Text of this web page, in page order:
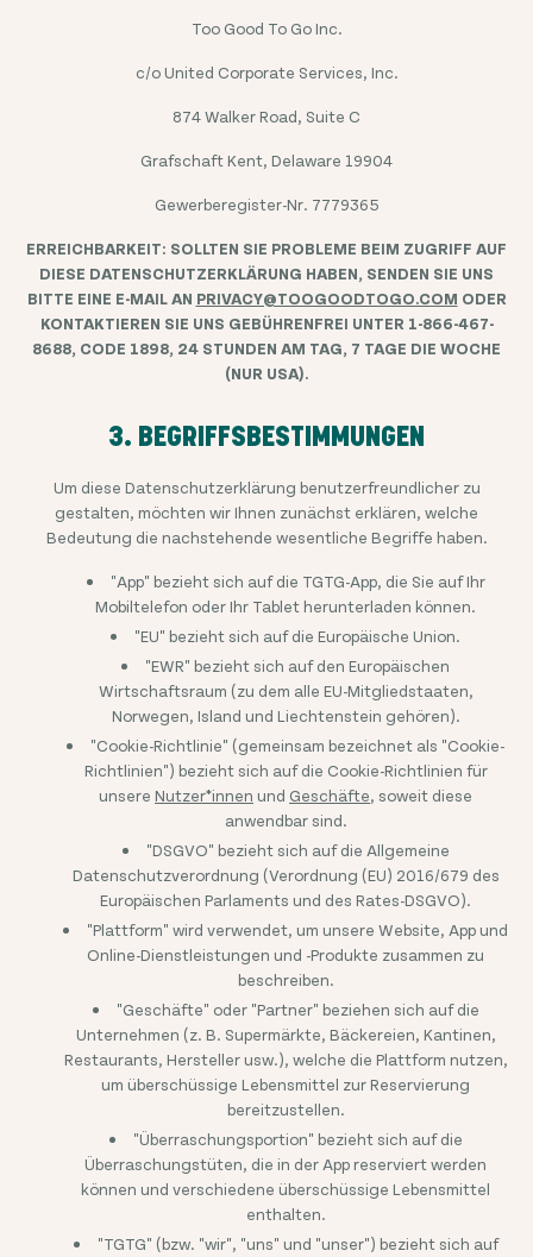
Too Good To Go Inc.
c/o United Corporate Services, Inc.
874 Walker Road, Suite C
Grafschaft Kent, Delaware 19904
Gewerberegister-Nr. 7779365
ERREICHBARKEIT: SOLLTEN SIE PROBLEME BEIM ZUGRIFF AUF
DIESE DATENSCHUTZERKLÄRUNG HABEN, SENDEN SIE UNS
BITTE EINE E-MAIL AN PRIVACY@TOOGOODTOGO.COM ODER
KONTAKTIEREN SIE UNS GEBÜHRENFREI UNTER 1-866-467-
8688, CODE 1898, 24 STUNDEN AM TAG, 7 TAGE DIE WOCHE
(NUR USA).
3. BEGRIFFSBESTIMMUNGEN
Um diese Datenschutzerklärung benutzerfreundlicher zu
gestalten, möchten wir Ihnen zunächst erklären, welche
Bedeutung die nachstehende wesentliche Begriffe haben.
"App" bezieht sich auf die TGTG-App, die Sie auf Ihr
Mobiltelefon oder Ihr Tablet herunterladen können.
"EU" bezieht sich auf die Europäische Union.
"EWR" bezieht sich auf den Europäischen
Wirtschaftsraum (zu dem alle EU-Mitgliedstaaten,
Norwegen, Island und Liechtenstein gehören).
"Cookie-Richtlinie" (gemeinsam bezeichnet als "Cookie-
Richtlinien") bezieht sich auf die Cookie-Richtlinien für
unsere Nutzer*innen und Geschäfte, soweit diese
anwendbar sind.
"DSGVO" bezieht sich auf die Allgemeine
Datenschutzverordnung (Verordnung (EU) 2016/679 des
Europäischen Parlaments und des Rates-DSGVO).
"Plattform" wird verwendet, um unsere Website, App und
Online-Dienstleistungen und -Produkte zusammen zu
beschreiben.
"Geschäfte" oder "Partner" beziehen sich auf die
Unternehmen (z. B. Supermärkte, Bäckereien, Kantinen,
Restaurants, Hersteller usw.), welche die Plattform nutzen,
um überschüssige Lebensmittel zur Reservierung
bereitzustellen.
"Überraschungsportion" bezieht sich auf die
Überraschungstüten, die in der App reserviert werden
können und verschiedene überschüssige Lebensmittel
enthalten.
"TGTG" (bzw. "wir", "uns" und "unser") bezieht sich auf